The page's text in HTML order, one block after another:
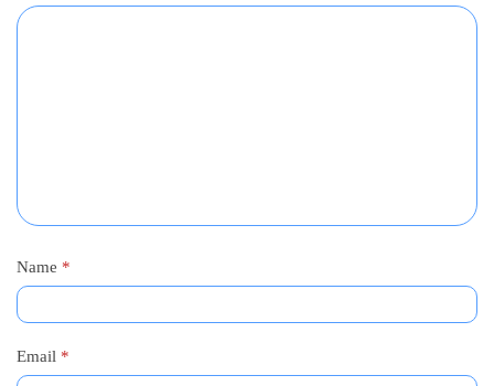
Name *
Email *